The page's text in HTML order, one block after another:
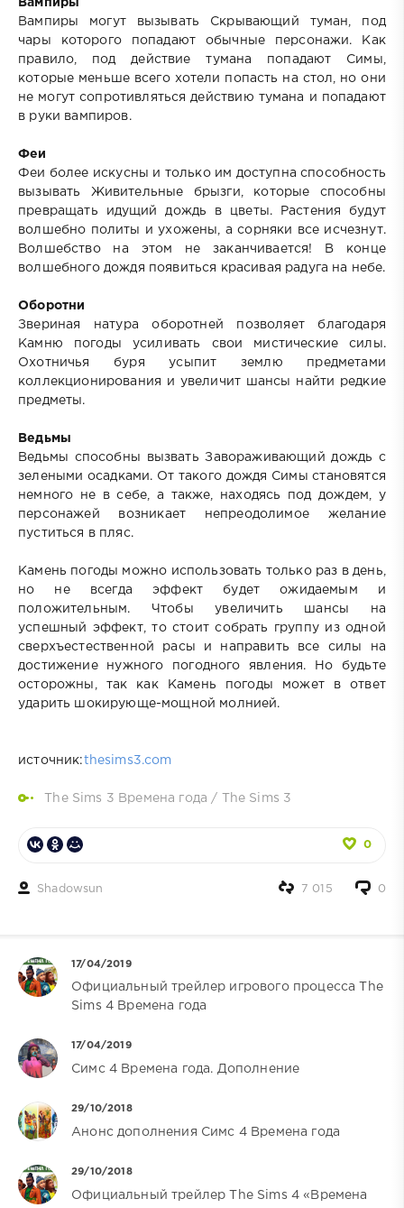
Вампиры
Вампиры могут вызывать Скрывающий туман, под
чары которого попадают обычные персонажи. Как
правило, под действие тумана попадают Симы,
которые меньше всего хотели попасть на стол, но они
не могут сопротивляться действию тумана и попадают
в руки вампиров.
Феи
Феи более искусны и только им доступна способность
вызывать Живительные брызги, которые способны
превращать идущий дождь в цветы. Растения будут
волшебно политы и ухожены, а сорняки все исчезнут.
Волшебство на этом не заканчивается! В конце
волшебного дождя появиться красивая радуга на небе.
Оборотни
Звериная натура оборотней позволяет благодаря
Камню погоды усиливать свои мистические силы.
Охотничья буря усыпит землю предметами
коллекционирования и увеличит шансы найти редкие
предметы.
Ведьмы
Ведьмы способны вызвать Завораживающий дождь с
зелеными осадками. От такого дождя Симы становятся
немного не в себе, а также, находясь под дождем, у
персонажей возникает непреодолимое желание
пуститься в пляс.
Камень погоды можно использовать только раз в день,
но не всегда эффект будет ожидаемым и
положительным. Чтобы увеличить шансы на
успешный эффект, то стоит собрать группу из одной
сверхъестественной расы и направить все силы на
достижение нужного погодного явления. Но будьте
осторожны, так как Камень погоды может в ответ
ударить шокирующе-мощной молнией.
источник:thesims3.com
The Sims 3 Времена года / The Sims 3
0
Shadowsun 0
7 015
17/04/2019
Официальный трейлер игрового процесса The
Sims 4 Времена года
17/04/2019
Симс 4 Времена года. Дополнение
29/10/2018
Анонс дополнения Симс 4 Времена года
29/10/2018
Официальный трейлер The Sims 4 «Времена